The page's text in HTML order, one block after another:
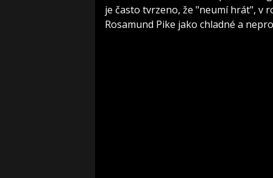
je často tvrzeno, že "neumí hrát", v
Rosamund Pike jako chladné a